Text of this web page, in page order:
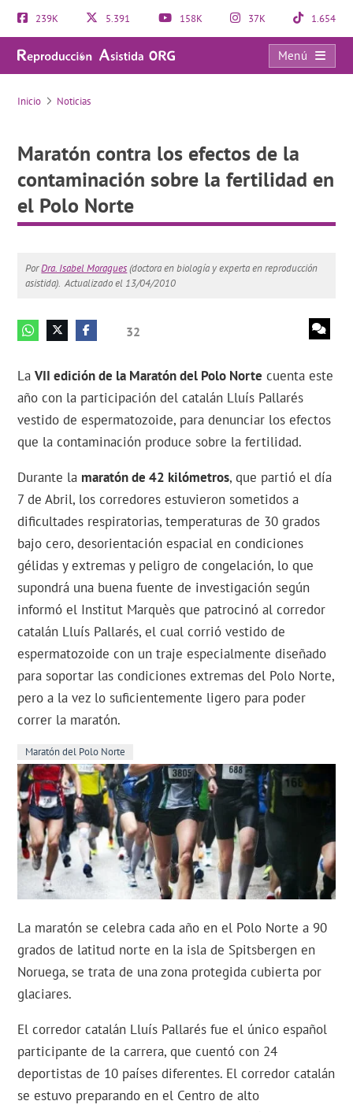
239K 5.391 158K 37K 1.654
Menú
Maratón contra los efectos de la contaminación sobre la fertilidad en el Polo Norte
Inicio Noticias
Maratón contra los efectos de la
contaminación sobre la fertilidad en
el Polo Norte
PorDra. Isabel Moragues(doctora en biología y experta en reproducción
asistida). Actualizado el 13/04/2010
32
LaVII edición de la Maratón del Polo Norte cuenta este
año con la participación del catalán Lluís Pallarés
vestido de espermatozoide, para denunciar los efectos
que la contaminación produce sobre la fertilidad.
Durante la maratón de 42 kilómetros, que partió el día
7 de Abril, los corredores estuvieron sometidos a
dificultades respiratorias, temperaturas de 30 grados
bajo cero, desorientación espacial en condiciones
gélidas y extremas y peligro de congelación, lo que
supondrá una buena fuente de investigación según
informó el Institut Marquès que patrocinó al corredor
catalán Lluís Pallarés, el cual corrió vestido de
espermatozoide con un traje especialmente diseñado
para soportar las condiciones extremas del Polo Norte,
pero a la vez lo suficientemente ligero para poder
correr la maratón.
Maratón del Polo Norte
La maratón se celebra cada año en el Polo Norte a 90
grados de latitud norte en la isla de Spitsbergen en
Noruega, se trata de una zona protegida cubierta por
glaciares.
El corredor catalán Lluís Pallarés fue el único español
participante de la carrera, que cuentó con 24
deportistas de 10 países diferentes. El corredor catalán
se estuvo preparando en el Centro de alto